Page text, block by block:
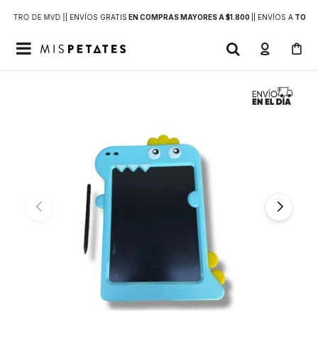
DE MVD | | ENVÍOS GRATIS EN COMPRAS MAYORES A $1.800 | ENVÍOS ATODO
